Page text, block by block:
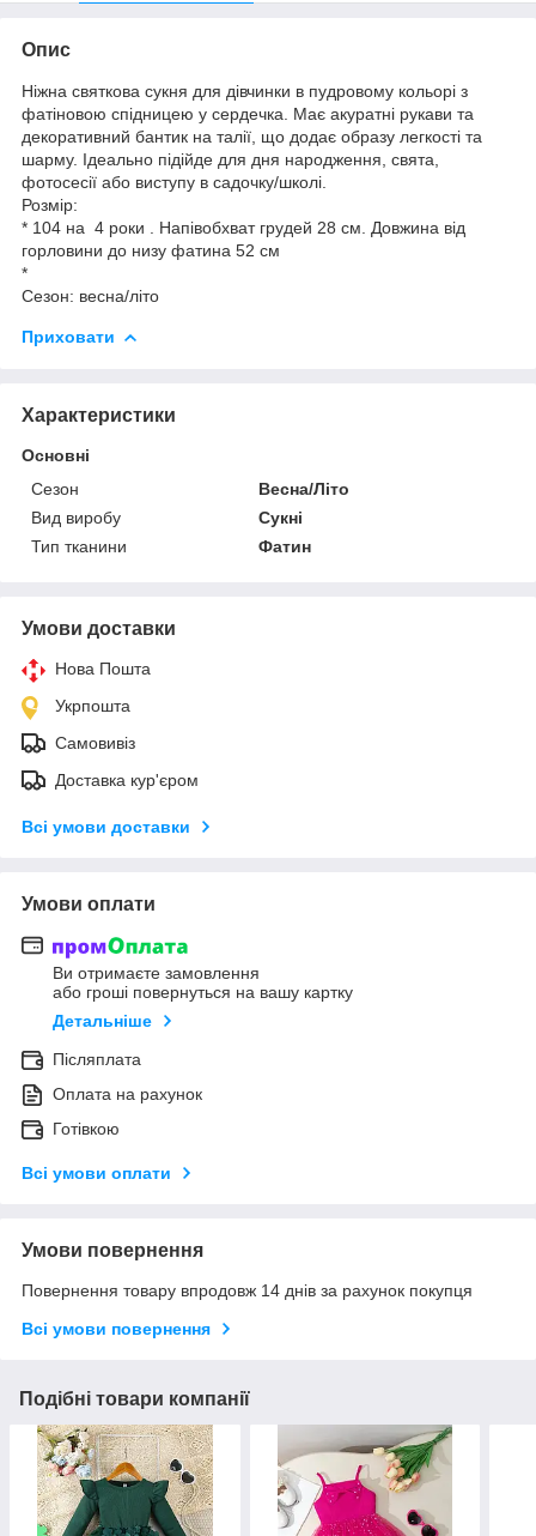
Опис
Ніжна святкова сукня для дівчинки в пудровому кольорі з
фатіновою спідницею у сердечка. Має акуратні рукави та
декоративний бантик на талії, що додає образу легкості та
шарму. Ідеально підійде для дня народження, свята,
фотосесії або виступу в садочку/школі.
Розмір:
* 104 на 4 роки . Напівобхват грудей 28 см. Довжина від
горловини до низу фатина 52 см
*
Сезон: весна/літо
Приховати
Характеристики
Основні
Сезон
Весна/Літо
Вид виробу
Сукні
Тип тканини
Фатин
Умови доставки
Нова Пошта
Укрпошта
Самовивіз
Доставка кур'єром
Всі умови доставки
Умови оплати
Ви отримаєте замовлення
або гроші повернуться на вашу картку
Детальніше
Післяплата
Оплата на рахунок
Готівкою
Всі умови оплати
Умови повернення
Повернення товару впродовж 14 днів за рахунок покупця
Всі умови повернення
Подібні товари компанії